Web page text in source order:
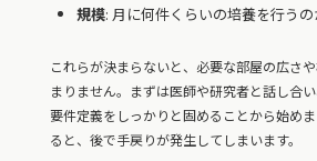
規模: 月に何件くらいの培養を行う
これらが決まらないと、必要な部屋の広さ
まりません。まずは医師や研究者と話し合
要件定義をしっかりと固めることから始め
ると、後で手戻りが発生してしまいます。